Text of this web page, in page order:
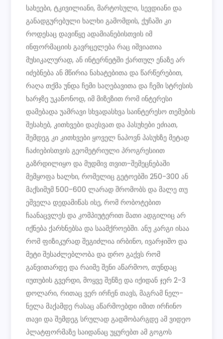
სახეები, ტკივილიანი, მარტოსული, სევდიანი და
განადგურებული ხალხი გამომდის, ქუჩაში კი
როდესაც დავიწყე ადამიანებისთვის იმ
ინფორმაციის გავრცელება რაც იშვიათია
მუსიკალურად, ან ინტერნეტში ქართულ ენაზე არ
იძებნება ან მწირია ნახატებითა და წარწერებით,
რაღა თქმა უნდა ჩემი საღებავითა და ჩემი სტრესის
ხარჯზე უკანონოდ, იმ მიზეზით რომ ინტერესი
დამებადა უამრავი სხვადასხვა საინტერესო თემების
შესახებ, კითხვები დაესვათ და პასუხები ეძიათ,
შემდეგ კი კითხვები ყოველ ნაპოვნ პასუხზე მეტად
ჩაძიებისთვის გეომეტრიული პროგრესიით
გაზრდილიყო და მუდმივ თვით-შემეცნებაში
მემყოფა ხალხი, რომელიც გეტოებში 250-300 ან
მაქსიმუმ 500-600 ლარად შრომობს და მალე თუ
ეშველა დედამიწას ისე, რომ რობოტებით
ჩაანაცვლეს და კომპიუტერით მათი ადგილიც არ
იქნება ქარხნებსა და საამქროებში. ანუ კარგი ისაა
რომ ფიზიკურად შეგიძლია ირბინო, ივარჯიშო და
მეტი შესაძლებლობა და დრო გაქვს რომ
განვითარდე და რაიმე შენი აწარმოო, თუნდაც
იუთუბის გვერდი, მოყვე შენზე და იქიდან ჯერ 2-3
დოლარი, რითაც ვერ ირჩენ თავს, მაგრამ ნელ-
ნელა მაქამდე რასაც აწარმოებდი იმით ირჩინო
თავი და შემდეგ სრულად გადმობარგდე ამ ვიდეო
პლატფორმაზე საიდანაც უყურებთ ამ გოგოს